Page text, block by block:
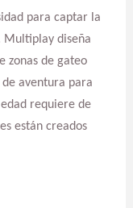
para captar la
Multiplay diseña
zonas de gateo
aventura para
requiere de
están creados